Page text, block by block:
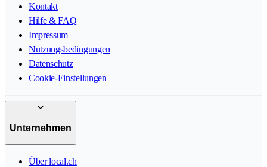
Kontakt
Hilfe & FAQ
Impressum
Nutzungsbedingungen
Datenschutz
Cookie-Einstellungen
Unternehmen
Über local.ch